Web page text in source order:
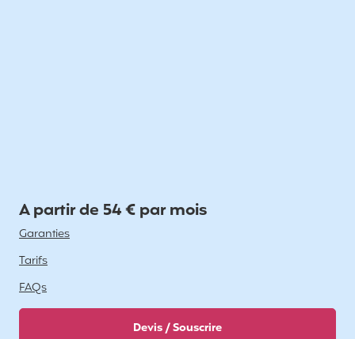
A partir de 54 € par mois
Garanties
Tarifs
FAQs
Devis / Souscrire